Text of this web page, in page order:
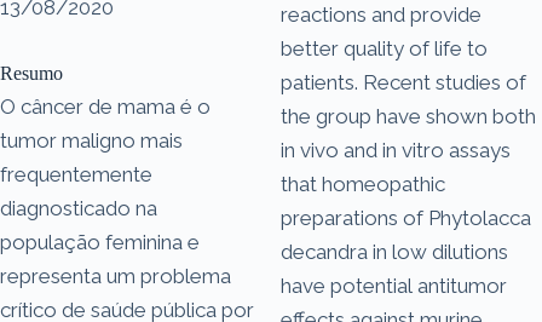
13/08/2020
Resumo
O câncer de mama é o
tumor maligno mais
frequentemente
diagnosticado na
população feminina e
representa um problema
crítico de saúde pública por
reactions and provide
better quality of life to
patients. Recent studies of
the group have shown both
in vivo and in vitro assays
that homeopathic
preparations of Phytolacca
decandra in low dilutions
have potential antitumor